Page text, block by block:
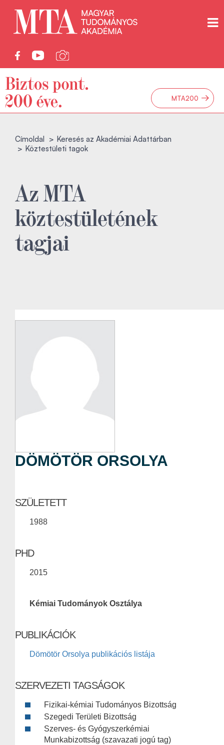
MTA200 →
Címoldal
Keresés az Akadémiai Adattárban
Köztestületi tagok
Az MTA
köztestületének
tagjai
DÖMÖTÖR ORSOLYA
SZÜLETETT
1988
PHD
2015
Kémiai Tudományok Osztálya
PUBLIKÁCIÓK
Dömötör Orsolya publikációs listája
SZERVEZETI TAGSÁGOK
Fizikai-kémiai Tudományos Bizottság
Szegedi Területi Bizottság
Szerves- és Gyógyszerkémiai
Munkabizottság (szavazati jogú tag)